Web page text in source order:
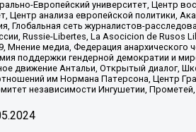
Европейский университет, Центр
анализа европейской политики,
сеть журналистов-
Russie-Libertes, La Asocicion de
медиа, Федерация
поддержки гендерной демократии и
движение Антальи, Открытый диалог,
им Нормана Патерсона, Центр
независимости Ингушетии,